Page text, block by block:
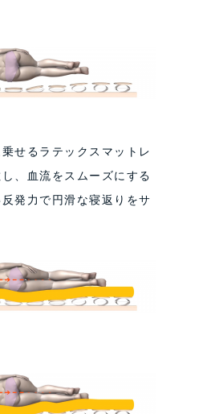
せるラテックスマットレ
、血流をスムーズにする
発力で円滑な寝返りをサ